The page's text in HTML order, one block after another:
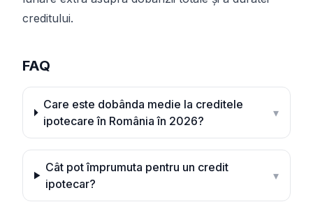
creditului.
FAQ
Care este dobânda medie la creditele
ipotecare în România în 2026?
▾
Cât pot împrumuta pentru un credit
ipotecar?
▾